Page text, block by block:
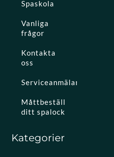
Spaskola
Vanliga
frågor
Kontakta
oss
Serviceanmälan
Måttbeställ
ditt spalock
Kategorier